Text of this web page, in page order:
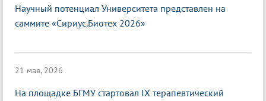
Научный потенциал Университета представлен на
саммите «Сириус.Биотех 2026»
21 мая, 2026
На площадке БГМУ стартовал IX терапевтический